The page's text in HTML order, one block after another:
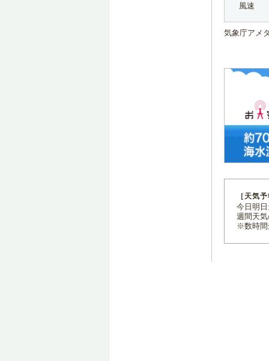
風速
気象庁アメ
［天気
今日明
週間天
※数時間